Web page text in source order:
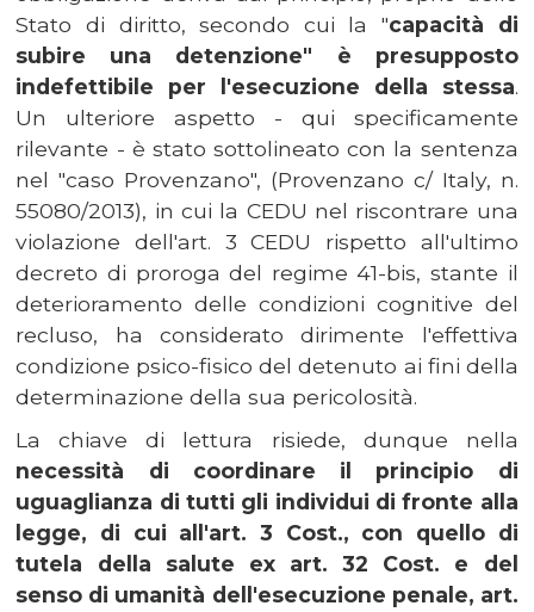
Stato di diritto, secondo cui la "capacità di
subire una detenzione" è presupposto
indefettibile per l'esecuzione della stessa.
Un ulteriore aspetto - qui specificamente
rilevante - è stato sottolineato con la sentenza
nel "caso Provenzano", (Provenzano c/ Italy, n.
55080/2013), in cui la CEDU nel riscontrare una
violazione dell'art. 3 CEDU rispetto all'ultimo
decreto di proroga del regime 41-bis, stante il
deterioramento delle condizioni cognitive del
recluso, ha considerato dirimente l'effettiva
condizione psico-fisico del detenuto ai fini della
determinazione della sua pericolosità.
La chiave di lettura risiede, dunque nella
necessità di coordinare il principio di
uguaglianza di tutti gli individui di fronte alla
legge, di cui all'art. 3 Cost., con quello di
tutela della salute ex art. 32 Cost. e del
senso di umanità dell'esecuzione penale, art.